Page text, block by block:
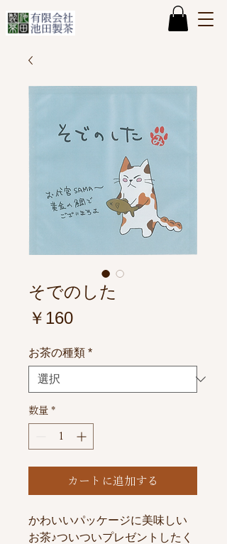
そでのした
￥160価
お茶の種類 *
数量 *
カートに追加する
かわいいパッケージに美味しい
お茶♪ついついプレゼントしたく